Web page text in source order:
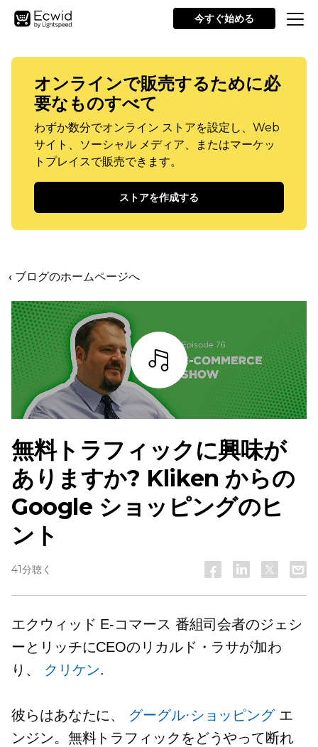
今すぐ始める
オンラインで販売するために必
要なものすべて
わずか数分でオンライン ストアを設定し、Web
サイト、ソーシャル メディア、またはマーケッ
トプレイスで販売できます。
ストアを作成する
‹ ブログのホームページへ
詳細を見る
無料トラフィックに興味が
ありますか? Kliken からの
Google ショッピングのヒ
ント
41分聴く
エクウィッド E-コマース 番組司会者のジェシ
ーとリッチにCEOのリカルド・ラサが加わ
り、
クリケン.
彼らはあなたに、 グーグル·ショッピングエ
ンジン。無料トラフィックをどうやって断れ